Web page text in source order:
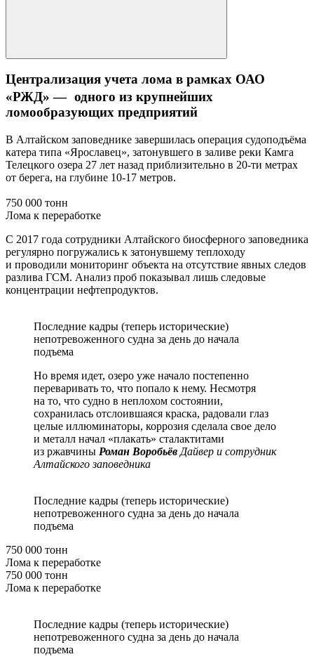
Централизация учета лома в рамках ОАО
«РЖД» — одного из крупнейших
ломообразующих предприятий
В Алтайском заповеднике завершилась операция судоподъёма
катера типа «Ярославец», затонувшего в заливе реки Камга
Телецкого озера 27 лет назад приблизительно в 20-ти метрах
от берега, на глубине 10-17 метров.
750 000 тонн
Лома к переработке
С 2017 года сотрудники Алтайского биосферного заповедника
регулярно погружались к затонувшему теплоходу
и проводили мониторинг объекта на отсутствие явных следов
разлива ГСМ. Анализ проб показывал лишь следовые
концентрации нефтепродуктов.
Последние кадры (теперь исторические)
непотревоженного судна за день до начала
подъема
Но время идет, озеро уже начало постепенно
переваривать то, что попало к нему. Несмотря
на то, что судно в неплохом состоянии,
сохранилась отслоившаяся краска, радовали глаз
целые иллюминаторы, коррозия сделала свое дело
и металл начал «плакать» сталактитами
из ржавчины Роман Воробьёв Дайвер и сотрудник
Алтайского заповедника
Последние кадры (теперь исторические)
непотревоженного судна за день до начала
подъема
750 000 тонн
Лома к переработке
750 000 тонн
Лома к переработке
Последние кадры (теперь исторические)
непотревоженного судна за день до начала
подъема